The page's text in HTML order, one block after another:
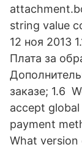
string value
12 ноя 2013
Плата за
заказе; 1.6
accept
payment
What